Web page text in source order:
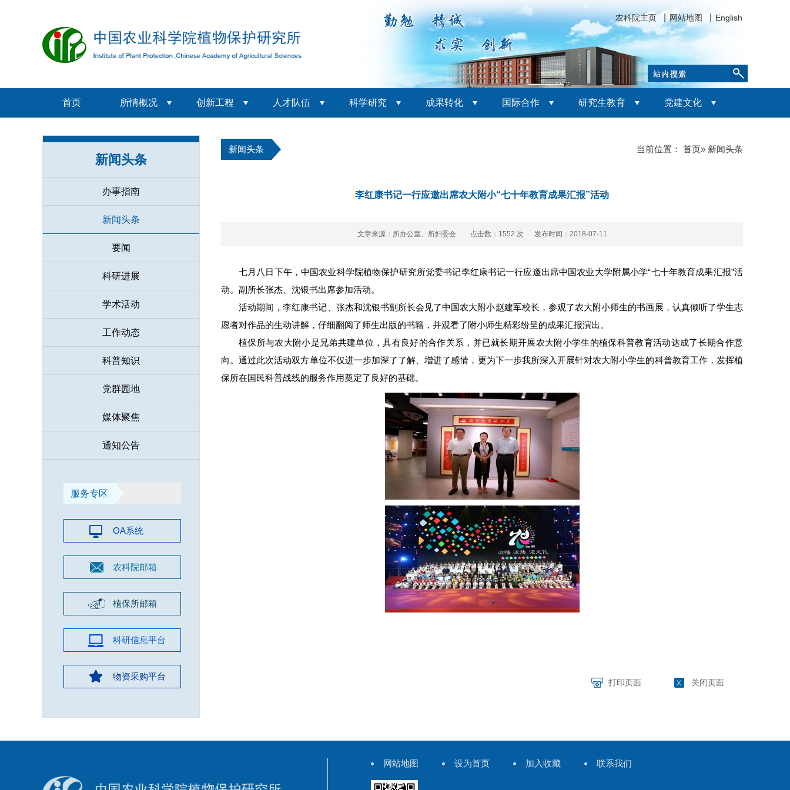
农科院主页 网站地图 English
首页 所情概况 创新工程 人才队伍 科学研究 成果转化 国际合作 研究生教育 党建文化
新闻头条
办事指南
新闻头条
要闻
科研进展
学术活动
工作动态
科普知识
党群园地
媒体聚焦
通知公告
服务专区
OA系统
农科院邮箱
植保所邮箱
科研信息平台
物资采购平台
新闻头条 当前位置： 首页» 新闻头条
李红康书记一行应邀出席农大附小“七十年教育成果汇报”活动
文章来源：所办公室、所妇委会 点击数： 1552 次 发布时间：2018-07-11
七月八日下午，中国农业科学院植物保护研究所党委书记李红康书记一行应邀出席中国农业大学附属小学“七十年教育成果汇报”活
动。副所长张杰、沈银书出席参加活动。
活动期间，李红康书记、张杰和沈银书副所长会见了中国农大附小赵建军校长，参观了农大附小师生的书画展，认真倾听了学生志
愿者对作品的生动讲解，仔细翻阅了师生出版的书籍，并观看了附小师生精彩纷呈的成果汇报演出。
植保所与农大附小是兄弟共建单位，具有良好的合作关系，并已就长期开展农大附小学生的植保科普教育活动达成了长期合作意
向。通过此次活动双方单位不仅进一步加深了了解、增进了感情，更为下一步我所深入开展针对农大附小学生的科普教育工作，发挥植
保所在国民科普战线的服务作用奠定了良好的基础。
打印页面 关闭页面
网站地图 设为首页 加入收藏 联系我们